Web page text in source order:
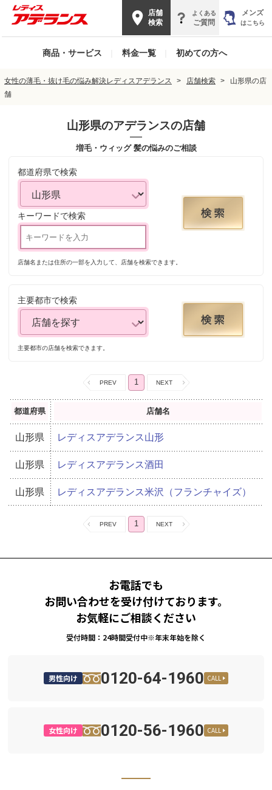
店舗
検索
よくある
ご質問
メンズ
はこちら
商品・サービス 料金一覧 初めての方へ
女性の薄毛・抜け毛の悩み解決レディスアデランス 店舗検索
山形県の店
舗
山形県のアデランスの店舗
増毛・ウィッグ 髪の悩みのご相談
都道府県で検索
キーワードで検索
店舗名または住所の一部を入力して、店舗を検索できます。
主要都市で検索
主要都市の店舗を検索できます。
1
都道府県 店舗名
山形県 レディスアデランス山形
山形県 レディスアデランス酒田
山形県 レディスアデランス米沢（フランチャイズ）
1
お電話でも
お問い合わせを受け付けております。
お気軽にご相談ください
受付時間：24時間受付中※年末年始を除く
男性向け 0120-64-1960 CALL
女性向け 0120-56-1960 CALL